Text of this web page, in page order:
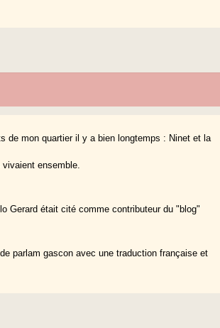
de mon quartier il y a bien longtemps : Ninet et la
ensemble.
Gerard était cité comme contributeur du "blog"
parlam gascon avec une traduction française et